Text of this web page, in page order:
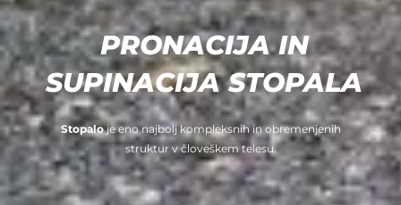
PRONACIJA IN
SUPINACIJA STOPALA
Stopaloje eno najbolj kompleksnih in obremenjenih
struktur v človeškem telesu.